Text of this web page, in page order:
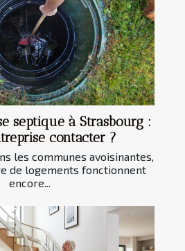
septique à Strasbourg :
contacter ?
les communes avoisinantes,
de logements fonctionnent
encore...